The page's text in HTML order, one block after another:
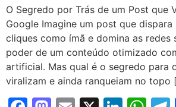
O Segredo por Trás de um Post que
Google Imagine um post que dispara
cliques como ímã e domina as redes
poder de um conteúdo otimizado
artificial. Mas qual é o segredo para
viralizam e ainda ranqueiam no topo